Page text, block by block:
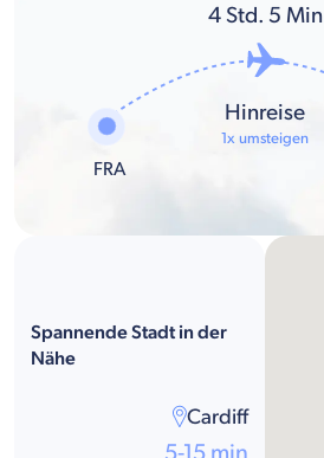
4Std. 5 Min
FRA
Hinreise
1x umsteigen
Spannende Stadt in der
Nähe
Cardiff